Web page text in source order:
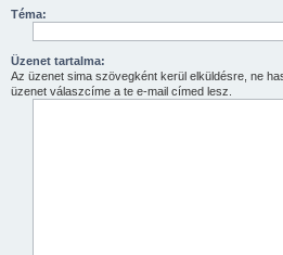
Téma:
Üzenet tartalma:
Az üzenet sima szövegként kerül elküldésre, ne
üzenet válaszcíme a te e-mail címed lesz.